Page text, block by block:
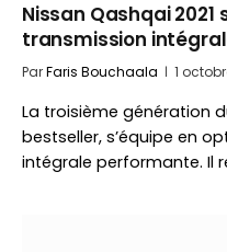
Nissan Qashqai 2021
transmission
ParFaris Bouchaala 1
La troisième génération
bestseller, s’équipe en
intégrale performante. Il